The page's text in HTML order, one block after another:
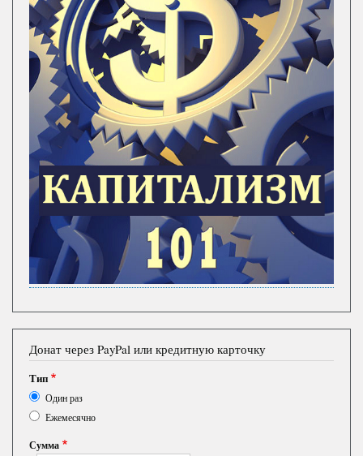
Донат через PayPal или кредитную карточку
Тип
Один раз
Ежемесячно
Сумма